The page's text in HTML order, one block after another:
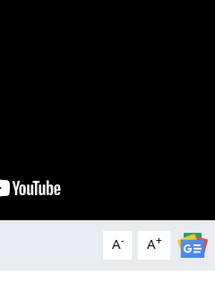
A- A+